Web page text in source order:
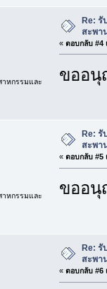
าหกรรมและ
Re: รั
สะพา
« ตอบกลับ #4
ขออนุ
าหกรรมและ
Re:
สะพา
« ตอบกลับ #5
ขออนุ
Re:
สะพา
« ตอบกลับ #6